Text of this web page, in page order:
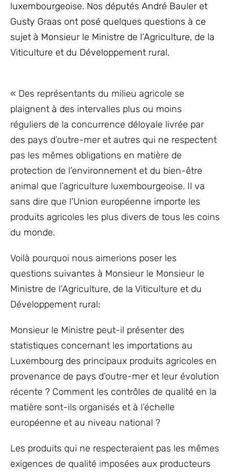
luxembourgeoise. Nos députés André Bauler et
Gusty Graas ont posé quelques questions à ce
sujet à Monsieur le Ministre de l’Agriculture, de la
Viticulture et du Développement rural.
« Des représentants du milieu agricole se
plaignent à des intervalles plus ou moins
réguliers de la concurrence déloyale livrée par
des pays d’outre-mer et autres qui ne respectent
pas les mêmes obligations en matière de
protection de l’environnement et du bien-être
animal que l’agriculture luxembourgeoise. Il va
sans dire que l’Union européenne importe les
produits agricoles les plus divers de tous les coins
du monde.
Voilà pourquoi nous aimerions poser les
questions suivantes à Monsieur le Monsieur le
Ministre de l’Agriculture, de la Viticulture et du
Développement rural:
Monsieur le Ministre peut-il présenter des
statistiques concernant les importations au
Luxembourg des principaux produits agricoles en
provenance de pays d’outre-mer et leur évolution
récente ? Comment les contrôles de qualité en la
matière sont-ils organisés et à l’échelle
européenne et au niveau national ?
Les produits qui ne respecteraient pas les mêmes
exigences de qualité imposées aux producteurs